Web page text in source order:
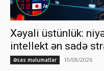
Xəyali üstünlük:
intellekt ən sadə
Əsas məlumatlar 10/08/2026